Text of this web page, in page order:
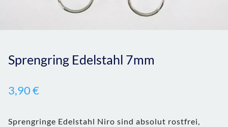
Sprengring Edelstahl 7mm
3,90€
Sprengringe Edelstahl Niro sind absolut rostfrei,